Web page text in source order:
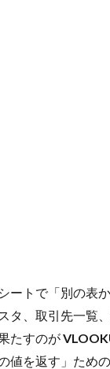
ートで「別の表
タ、取引先一覧
たすのが
値を返す」ため